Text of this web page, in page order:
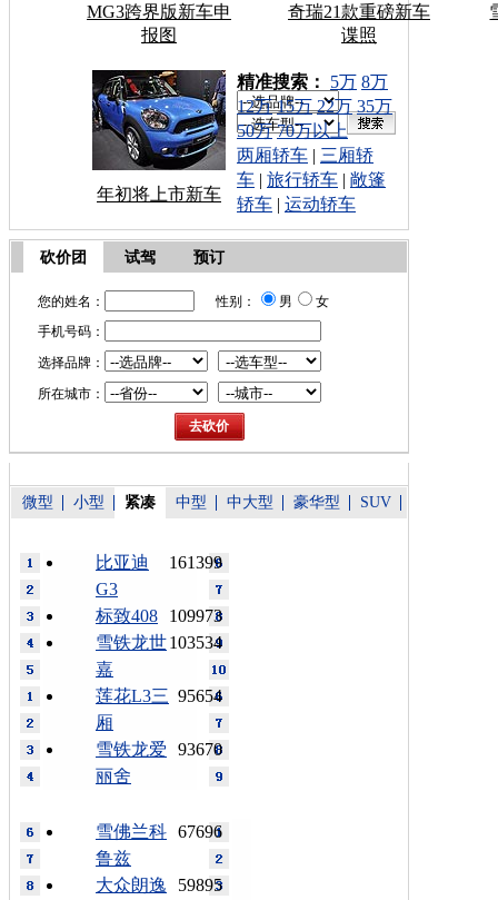
MG3跨界版新车申
报图
奇瑞21款重磅新车
谍照
年初将上市新车
车型搜索：
精准搜索： 5万 8万
12万 15万 22万 35万
50万 70万以上
两厢轿车 | 三厢轿
车 | 旅行轿车 | 敞篷
轿车 | 运动轿车
砍价团 试驾 预订
您的姓名： 性别： 男
女
手机号码：
选择品牌：
所在城市：
微型 小型 紧凑 中型 中大型 豪华型 SUV
161399
比亚迪
G3
109973
标致408
103534
雪铁龙世
嘉
95654
莲花L3三
厢
93670
雪铁龙爱
丽舍
67696
雪佛兰科
鲁兹
59895
大众朗逸